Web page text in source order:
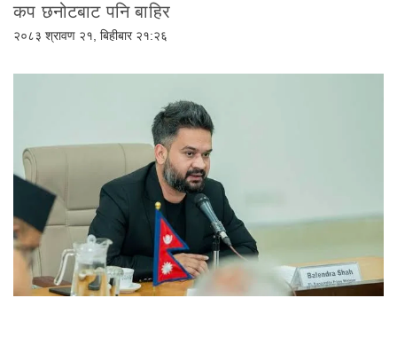
कप छनोटबाट पनि बाहिर
२०८३ श्रावण २१, बिहीबार २१:२६